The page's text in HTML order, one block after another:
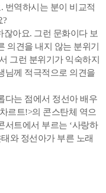
번역하시는 분이 비교적
?
잖아요. 그런 문화이다 보
의견을 내지 않는 분위기
그런 분위기가 익숙하지
님께 적극적으로 의견을
다는 점에서 정선아 배우
르트!>의 콘스탄체 역으
서트에서 부르는 ‘사랑하
와 정선아가 부른 노래